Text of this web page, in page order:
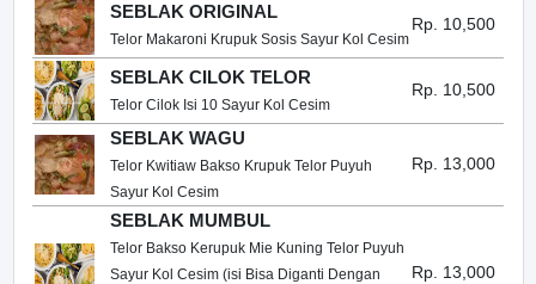
SEBLAK ORIGINAL
Telor Makaroni Krupuk Sosis Sayur Kol Cesim
Rp. 10,500
SEBLAK CILOK TELOR
Telor Cilok Isi 10 Sayur Kol Cesim
Rp. 10,500
SEBLAK WAGU
Telor Kwitiaw Bakso Krupuk Telor Puyuh
Sayur Kol Cesim
Rp. 13,000
SEBLAK MUMBUL
Telor Bakso Kerupuk Mie Kuning Telor Puyuh
Sayur Kol Cesim (isi Bisa Diganti Dengan
Rp. 13,000